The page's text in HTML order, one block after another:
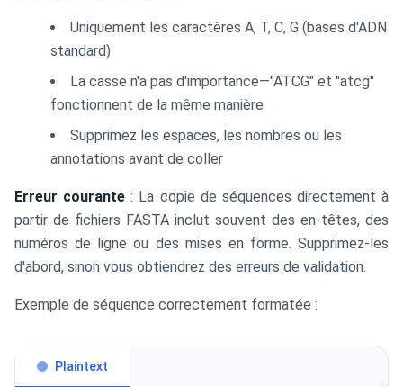
Uniquement les caractères A, T, C, G (bases d'ADN
standard)
La casse n'a pas d'importance—"ATCG" et "atcg"
fonctionnent de la même manière
Supprimez les espaces, les nombres ou les
annotations avant de coller
Erreur courante : La copie de séquences directement à
partir de fichiers FASTA inclut souvent des en-têtes, des
numéros de ligne ou des mises en forme. Supprimez-les
d'abord, sinon vous obtiendrez des erreurs de validation.
Exemple de séquence correctement formatée :
Plaintext